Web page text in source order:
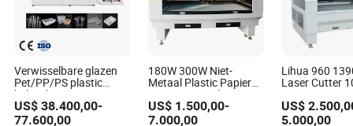
Savannah Howell is een ervaren auteur met
uitgebreide expertise in de productie- en
bewerkingsmachine-industrie. Ze heeft een diepgaand
begrip van de praktische behoeften aan
machinespecificaties en prestatie-eisen binnen deze
sector.
Verwisselbare glazen
Pet/PP/PS plastic
beker/kom container
thermoforming
machine met
US$38.400,00-
77.600,00
180W 300W Niet-
Metaal Plastic Papier
PVC Leer Acryl Hout
Stof Hengso CO2 Laser
Snijmachine
US$ 1.500,00-
7.000,00
Lihua 960
Laser Cutter
300w Schuim
Textiel Papier
US$
5.000,00